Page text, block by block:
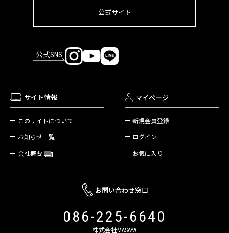
公式サイト
公式SNS
サイト情報
このサイトについて
お知らせ一覧
会社概要
マイページ
新規会員登録
ログイン
お気に入り
お問い合わせ窓口
086-225-6640
株式会社MASAYA